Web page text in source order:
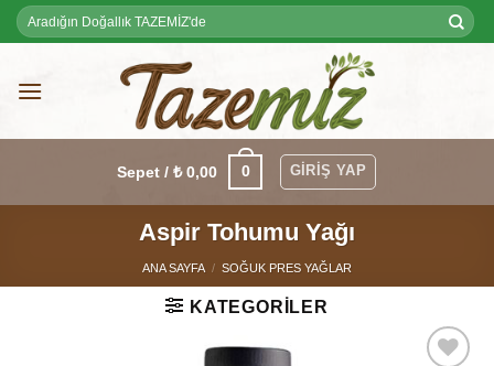
Skip
to
Ara:
Sepet / ₺0,00 0 GIRIŞ YAP
Aspir Tohumu Yağı
ANA SAYFA / SOĞUK PRES YAĞLAR
KATEGORILER